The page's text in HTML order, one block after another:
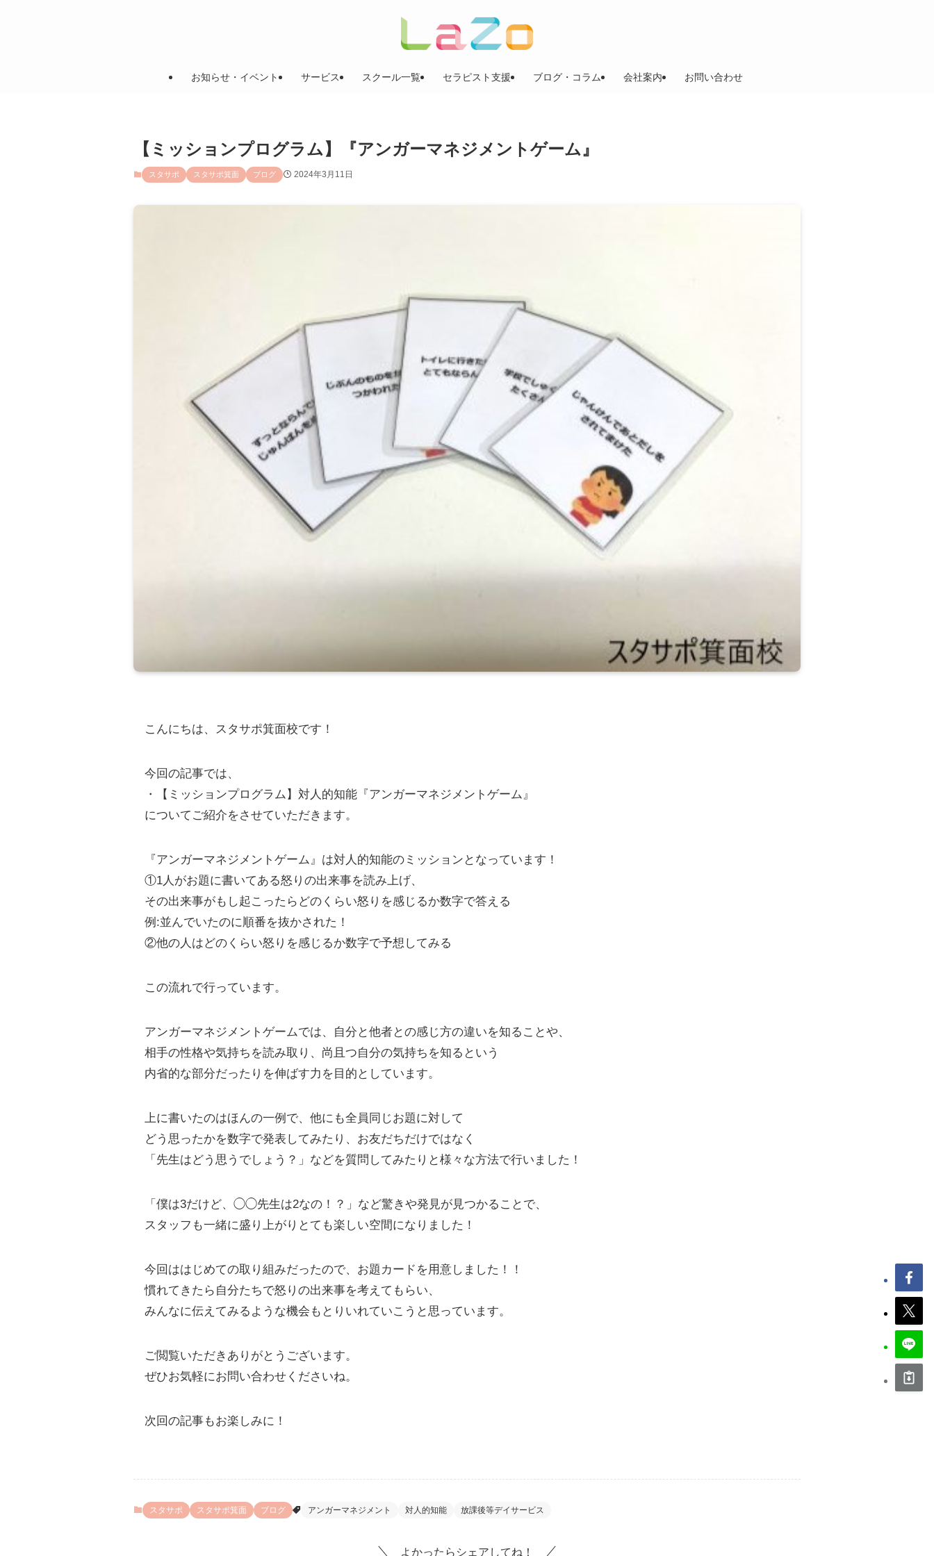
お知らせ・イベント サービス スクール一覧 セラピスト支援 ブログ・コラム 会社案内 お問い合わせ
【ミッションプログラム】『アンガーマネジメントゲーム』
スタサポ スタサポ箕面 ブログ 2024年3月11日
こんにちは、スタサポ箕面校です！
今回の記事では、
・【ミッションプログラム】対人的知能『アンガーマネジメントゲーム』
についてご紹介をさせていただきます。
『アンガーマネジメントゲーム』は対人的知能のミッションとなっています！
①1人がお題に書いてある怒りの出来事を読み上げ、
その出来事がもし起こったらどのくらい怒りを感じるか数字で答える
例:並んでいたのに順番を抜かされた！
②他の人はどのくらい怒りを感じるか数字で予想してみる
この流れで行っています。
アンガーマネジメントゲームでは、自分と他者との感じ方の違いを知ることや、
相手の性格や気持ちを読み取り、尚且つ自分の気持ちを知るという
内省的な部分だったりを伸ばす力を目的としています。
上に書いたのはほんの一例で、他にも全員同じお題に対して
どう思ったかを数字で発表してみたり、お友だちだけではなく
「先生はどう思うでしょう？」などを質問してみたりと様々な方法で行いました！
「僕は3だけど、◯◯先生は2なの！？」など驚きや発見が見つかることで、
スタッフも一緒に盛り上がりとても楽しい空間になりました！
今回ははじめての取り組みだったので、お題カードを用意しました！！
慣れてきたら自分たちで怒りの出来事を考えてもらい、
みんなに伝えてみるような機会もとりいれていこうと思っています。
ご閲覧いただきありがとうございます。
ぜひお気軽にお問い合わせくださいね。
次回の記事もお楽しみに！
スタサポ スタサポ箕面 ブログ アンガーマネジメント 対人的知能 放課後等デイサービス
よかったらシェアしてね！